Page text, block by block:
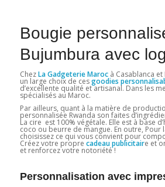
Bougie
Bujumbura avec
ChezLa Gadgeterie Marocà Casablanca et
un large choix de cesgoodies
d’excellente qualité et artisanal. Dans les
spécialisés au Maroc.
Par ailleurs, quant à la matière de
personnalisée Rwanda son faites
La cire est 100% végétale. Elle est à base
coco ou beurre de mangue. En outre, Pour
choisissez ce qui vous convient pour
Créez votre propre cadeau publicitaire et
et renforcez votre notoriété !
Personnalisation avec